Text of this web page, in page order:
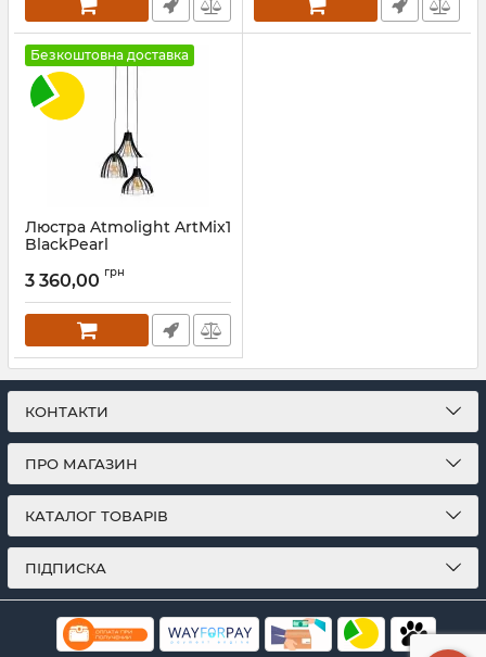
Безкоштовна доставка
Люстра Atmolight ArtMix1
BlackPearl
3 360,00 грн
КОНТАКТИ
ПРО МАГАЗИН
КАТАЛОГ ТОВАРІВ
ПІДПИСКА